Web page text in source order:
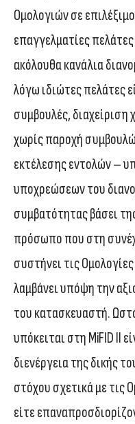
Ομολογιών σε
επαγγελματίες πελάτες
ακόλουθα κανάλια
λόγω ιδιώτες πελάτες
συμβουλές,
χωρίς παροχή
εκτέλεσης εντολών –
υποχρεώσεων του
συμβατότητας βάσει
πρόσωπο που στη
συστήνει τις
λαμβάνει υπόψη την
του κατασκευαστή.
υπόκειται στη MiFID II
διενέργεια της δικής
στόχου σχετικά με τις
είτε